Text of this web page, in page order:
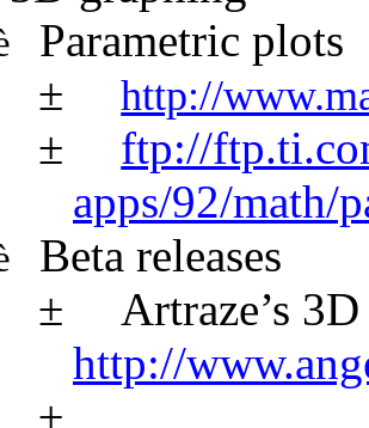
Parametric plots
±
http://
±
ftp://
apps/92/math/
Beta releases
±
Artraze’s
http://
±